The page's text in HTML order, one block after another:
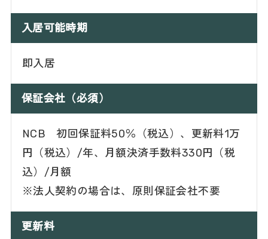
入居可能時期
即入居
保証会社（必須）
NCB 初回保証料50％（税込）、更新料1万
円（税込）/年、月額決済手数料330円（税
込）/月額
※法人契約の場合は、原則保証会社不要
更新料